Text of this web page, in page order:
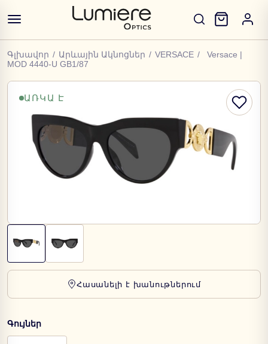
Գլխավոր / Արևային Ակնոցներ / VERSACE /
Versace |
MOD 4440-U GB1/87
ԱՌԿԱ Է
Հասանելի է խանութներում
Գույներ